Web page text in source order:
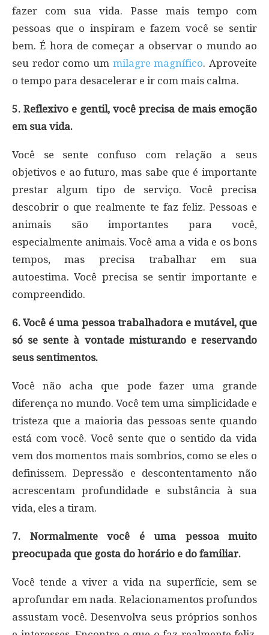
fazer com sua vida. Passe mais tempo com
pessoas que o inspiram e fazem você se sentir
bem. É hora de começar a observar o mundo ao
seu redor como um milagre magnífico. Aproveite
o tempo para desacelerar e ir com mais calma.
5. Reflexivo e gentil, você precisa de mais emoção
em sua vida.
Você se sente confuso com relação a seus
objetivos e ao futuro, mas sabe que é importante
prestar algum tipo de serviço. Você precisa
descobrir o que realmente te faz feliz. Pessoas e
animais são importantes para você,
especialmente animais. Você ama a vida e os bons
tempos, mas precisa trabalhar em sua
autoestima. Você precisa se sentir importante e
compreendido.
6. Você é uma pessoa trabalhadora e mutável, que
só se sente à vontade misturando e reservando
seus sentimentos.
Você não acha que pode fazer uma grande
diferença no mundo. Você tem uma simplicidade e
tristeza que a maioria das pessoas sente quando
está com você. Você sente que o sentido da vida
vem dos momentos mais sombrios, como se eles o
definissem. Depressão e descontentamento não
acrescentam profundidade e substância à sua
vida, eles a tiram.
7. Normalmente você é uma pessoa muito
preocupada que gosta do horário e do familiar.
Você tende a viver a vida na superfície, sem se
aprofundar em nada. Relacionamentos profundos
assustam você. Desenvolva seus próprios sonhos